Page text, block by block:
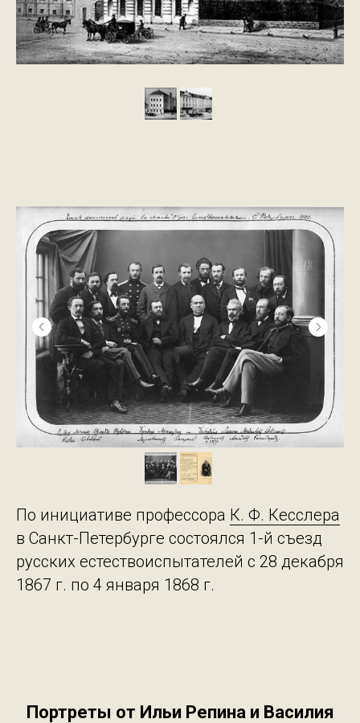
По инициативе профессора К. Ф. Кесслера
в Санкт-Петербурге состоялся 1-й съезд
русских естествоиспытателей с 28 декабря
1867 г. по 4 января 1868 г.
Портреты от Ильи Репина и Василия